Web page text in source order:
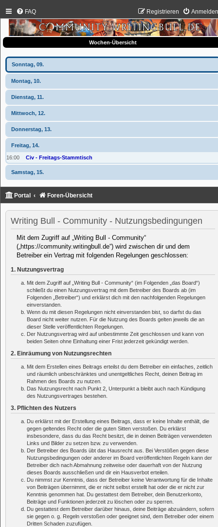
FAQ Registrieren
Wochen-Übersicht
Sonntag, 09.
Montag, 10.
Dienstag, 11.
Mittwoch, 12.
Donnerstag, 13.
Freitag, 14.
16:00 Civ - Freitags-Stammtisch
Samstag, 15.
Portal Foren-Übersicht
Writing Bull - Community - Nutzungsbedingungen
Mit dem Zugriff auf „Writing Bull - Community“
(„https://community.writingbull.de“) wird zwischen dir und dem
Betreiber ein Vertrag mit folgenden Regelungen geschlossen:
1. Nutzungsvertrag
Mit dem Zugriff auf „Writing Bull - Community“ (im Folgenden „das Board“)
schließt du einen Nutzungsvertrag mit dem Betreiber des Boards ab (im
Folgenden „Betreiber“) und erklärst dich mit den nachfolgenden Regelungen
einverstanden.
Wenn du mit diesen Regelungen nicht einverstanden bist, so darfst du das
Board nicht weiter nutzen. Für die Nutzung des Boards gelten jeweils die an
dieser Stelle veröffentlichten Regelungen.
Der Nutzungsvertrag wird auf unbestimmte Zeit geschlossen und kann von
beiden Seiten ohne Einhaltung einer Frist jederzeit gekündigt werden.
2. Einräumung von Nutzungsrechten
Mit dem Erstellen eines Beitrags erteilst du dem Betreiber ein einfaches, zeitlich
und räumlich unbeschränktes und unentgeltliches Recht, deinen Beitrag im
Rahmen des Boards zu nutzen.
Das Nutzungsrecht nach Punkt 2, Unterpunkt a bleibt auch nach Kündigung
des Nutzungsvertrages bestehen.
3. Pflichten des Nutzers
Du erklärst mit der Erstellung eines Beitrags, dass er keine Inhalte enthält, die
gegen geltendes Recht oder die guten Sitten verstoßen. Du erklärst
insbesondere, dass du das Recht besitzt, die in deinen Beiträgen verwendeten
Links und Bilder zu setzen bzw. zu verwenden.
Der Betreiber des Boards übt das Hausrecht aus. Bei Verstößen gegen diese
Nutzungsbedingungen oder anderer im Board veröffentlichten Regeln kann der
Betreiber dich nach Abmahnung zeitweise oder dauerhaft von der Nutzung
dieses Boards ausschließen und dir ein Hausverbot erteilen.
Du nimmst zur Kenntnis, dass der Betreiber keine Verantwortung für die Inhalte
von Beiträgen übernimmt, die er nicht selbst erstellt hat oder die er nicht zur
Kenntnis genommen hat. Du gestattest dem Betreiber, dein Benutzerkonto,
Beiträge und Funktionen jederzeit zu löschen oder zu sperren.
Du gestattest dem Betreiber darüber hinaus, deine Beiträge abzuändern, sofern
sie gegen o. g. Regeln verstoßen oder geeignet sind, dem Betreiber oder einem
Dritten Schaden zuzufügen.